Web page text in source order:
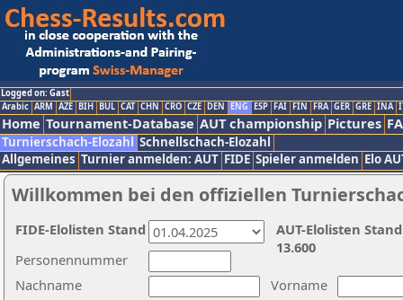
Logged on: Gast
Arabic ARM AZE BIH BUL CAT CHN CRO CZE DEN ENG ESP FAI FIN FRA GER GRE INA
Home Tournament-Database AUT championship Pictures
Turnierschach-Elozahl Schnellschach-Elozahl
Allgemeines Turnier anmelden: AUT FIDE Spieler anmelden Elo
Willkommen bei den offiziellen
Nachname
Vorname
Personennummer
AUT-Elolisten
13.600
FIDE-Elolisten Stand